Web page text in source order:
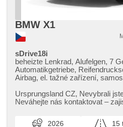
BMW X1
sDrive18i
beheizte Lenkrad, Alufelgen, 7
Automatikgetriebe,
Airbag, el. tažné zařízení,
čelního skla, beheizte Spiegel,
LED, Schaltflutlicht,
Spur, Notbremsung (PEBS),
Ursprungsland CZ,​ Nevybrali
Neváhejte nás kontaktovat –
2026 15